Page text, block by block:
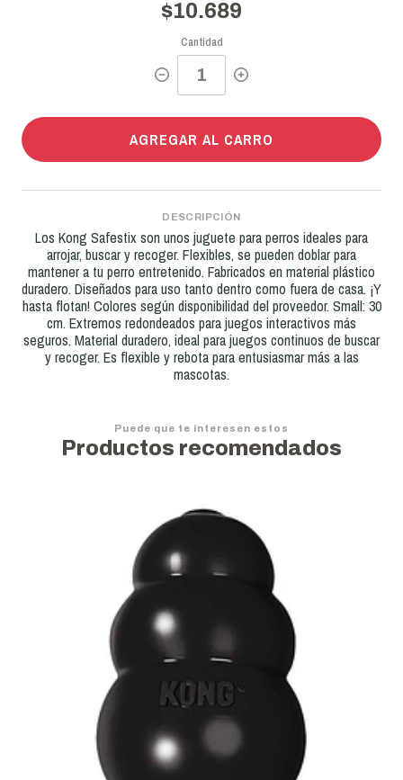
$10.689
Cantidad
AGREGAR AL CARRO
DESCRIPCIÓN
Los Kong Safestix son unos juguete para perros ideales para
arrojar, buscar y recoger. Flexibles, se pueden doblar para
mantener a tu perro entretenido. Fabricados en material plástico
duradero. Diseñados para uso tanto dentro como fuera de casa. ¡Y
hasta flotan! Colores según disponibilidad del proveedor. Small: 30
cm. Extremos redondeados para juegos interactivos más
seguros. Material duradero, ideal para juegos continuos de buscar
y recoger. Es flexible y rebota para entusiasmar más a las
mascotas.
Puede que te interesen estos
Productos recomendados